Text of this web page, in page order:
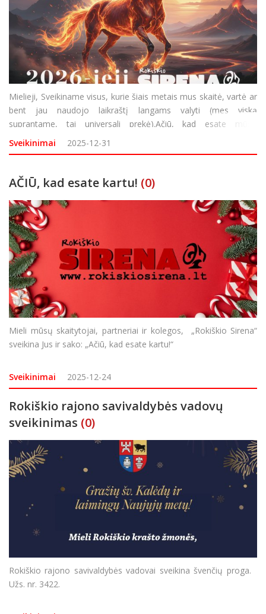
Mielieji, Sveikiname visus, kurie šiais metais mus skaitė, vartė ar
bent jau naudojo laikraštį langams valyti (mes viską
suprantame, tai universali prekė).Ačiū, kad esate mūsų
geriausias redaktorius – juk būtent jūsų dėmesys verčia mus
pasitempti (ir kartais ištaisyti kla
Sveikinimai 2025-12-31
AČIŪ, kad esate kartu! (0)
Mieli mūsų skaitytojai, partneriai ir kolegos, „Rokiškio Sirena“
sveikina Jus ir sako: „Ačiū, kad esate kartu!“
Sveikinimai 2025-12-24
Rokiškio rajono savivaldybės vadovų
sveikinimas (0)
Rokiškio rajono savivaldybės vadovai sveikina švenčių proga.
Užs. nr. 3422.